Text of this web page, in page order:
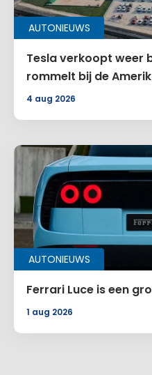
AUTONIEUWS
Tesla verkoopt weer
rommelt bij de
4 aug 2026
AUTONIEUWS
Ferrari Luce is een
1 aug 2026